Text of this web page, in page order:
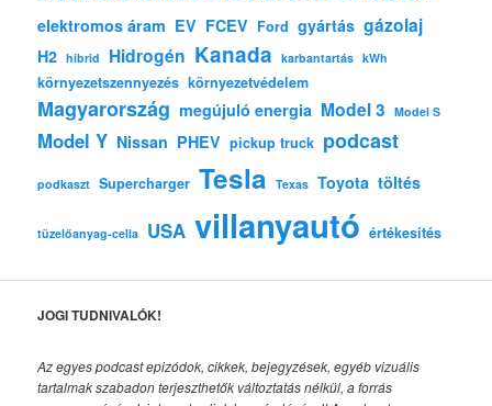
elektromos áram EV FCEV Ford gyártás gázolaj
H2 hibrid Hidrogén Kanada karbantartás kWh
környezetszennyezés környezetvédelem
Magyarország megújuló energia Model 3 Model S
Model Y Nissan PHEV pickup truck podcast
podkaszt Supercharger Tesla Texas Toyota töltés
tüzelőanyag-cella USA villanyautó értékesítés
JOGI TUDNIVALÓK!
Az egyes podcast epizódok, cikkek, bejegyzések, egyéb vizuális
tartalmak szabadon terjeszthetők változtatás nélkül, a forrás